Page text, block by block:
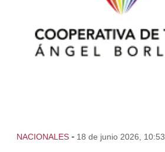
NACIONALES - 18 de junio 2026, 10:53